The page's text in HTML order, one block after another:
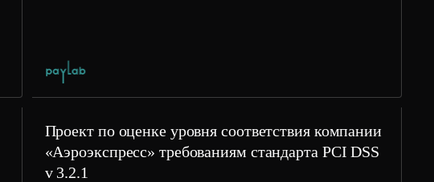
Проект по оценке уровня соответствия компании
«Аэроэкспресс» требованиям стандарта PCI DSS
v 3.2.1